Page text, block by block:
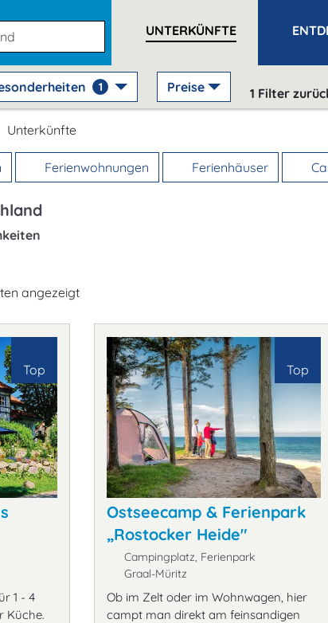
UNTERKÜNFTE
1 Preise 1 Filter
Unterkünfte
Ferienwohnungen Ferienhäuser
angezeigt
Top
1 - 4
Küche.
Top
Ostseecamp & Ferienpark
„Rostocker Heide"
Campingplatz, Ferienpark
Graal-Müritz
Ob im Zelt oder im Wohnwagen, hier
campt man direkt am feinsandigen